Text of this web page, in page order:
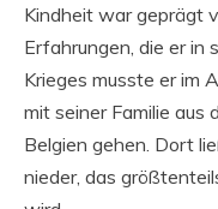
Kindheit war geprägt
Erfahrungen, die er in
Krieges musste er im
mit seiner Familie aus
Belgien gehen. Dort
nieder, das